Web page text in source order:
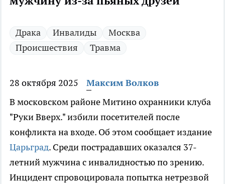
Драка Инвалиды
Москва
Происшествия
Травма
28 октября 2025
Максим Волков
В московском районе Митино охранники клуба
"Руки Вверх." избили посетителей после
конфликта на входе. Об этом сообщает издание
Царьград. Среди пострадавших оказался 37-
летний мужчина с инвалидностью по зрению.
Инцидент спровоцировала попытка нетрезвой